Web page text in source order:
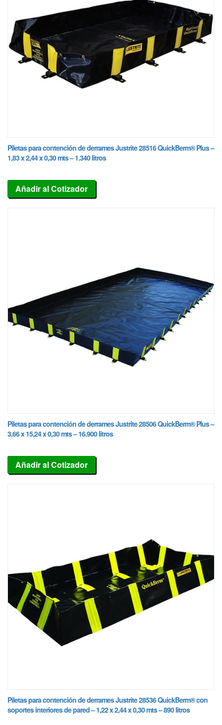
Piletas para contención de derrames Justrite 28516 QuickBerm® Plus –
1,83 x 2,44 x 0,30 mts – 1.340 litros
Añadir al Cotizador
Piletas para contención de derrames Justrite 28506 QuickBerm® Plus –
3,66 x 15,24 x 0,30 mts – 16.900 litros
Añadir al Cotizador
Piletas para contención de derrames Justrite 28536 QuickBerm® con
soportes interiores de pared – 1,22 x 2,44 x 0,30 mts – 890 litros